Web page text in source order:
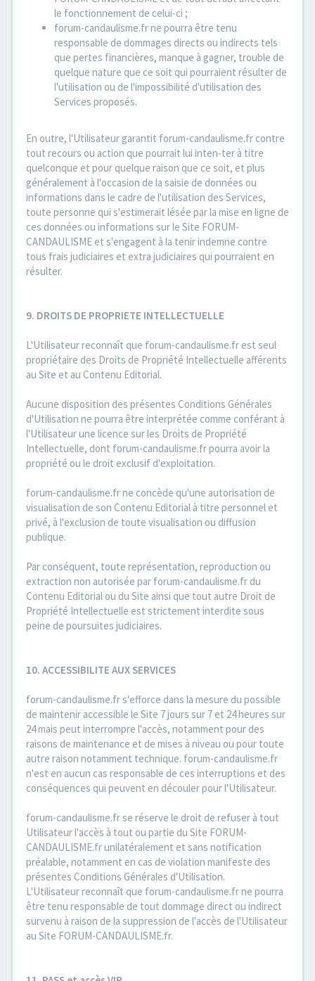
le fonctionnement de celui-ci ;
forum-candaulisme.fr ne pourra être tenu
responsable de dommages directs ou indirects tels
que pertes financières, manque à gagner, trouble de
quelque nature que ce soit qui pourraient résulter de
l'utilisation ou de l'impossibilité d'utilisation des
Services proposés.
En outre, l'Utilisateur garantit forum-candaulisme.fr contre
tout recours ou action que pourrait lui inten-ter à titre
quelconque et pour quelque raison que ce soit, et plus
généralement à l'occasion de la saisie de données ou
informations dans le cadre de l'utilisation des Services,
toute personne qui s'estimerait lésée par la mise en ligne de
ces données ou informations sur le Site FORUM-
CANDAULISME et s'engagent à la tenir indemne contre
tous frais judiciaires et extra judiciaires qui pourraient en
résulter.
9. DROITS DE PROPRIETE INTELLECTUELLE
L'Utilisateur reconnaît que forum-candaulisme.fr est seul
propriétaire des Droits de Propriété Intellectuelle afférents
au Site et au Contenu Editorial.
Aucune disposition des présentes Conditions Générales
d'Utilisation ne pourra être interprétée comme conférant à
l'Utilisateur une licence sur les Droits de Propriété
Intellectuelle, dont forum-candaulisme.fr pourra avoir la
propriété ou le droit exclusif d'exploitation.
forum-candaulisme.fr ne concède qu'une autorisation de
visualisation de son Contenu Editorial à titre personnel et
privé, à l'exclusion de toute visualisation ou diffusion
publique.
Par conséquent, toute représentation, reproduction ou
extraction non autorisée par forum-candaulisme.fr du
Contenu Editorial ou du Site ainsi que tout autre Droit de
Propriété Intellectuelle est strictement interdite sous
peine de poursuites judiciaires.
10. ACCESSIBILITE AUX SERVICES
forum-candaulisme.fr s'efforce dans la mesure du possible
de maintenir accessible le Site 7 jours sur 7 et 24 heures sur
24 mais peut interrompre l'accès, notamment pour des
raisons de maintenance et de mises à niveau ou pour toute
autre raison notamment technique. forum-candaulisme.fr
n'est en aucun cas responsable de ces interruptions et des
conséquences qui peuvent en découler pour l'Utilisateur.
forum-candaulisme.fr se réserve le droit de refuser à tout
Utilisateur l'accès à tout ou partie du Site FORUM-
CANDAULISME.fr unilatéralement et sans notification
préalable, notamment en cas de violation manifeste des
présentes Conditions Générales d'Utilisation.
L'Utilisateur reconnaît que forum-candaulisme.fr ne pourra
être tenu responsable de tout dommage direct ou indirect
survenu à raison de la suppression de l'accès de l'Utilisateur
au Site FORUM-CANDAULISME.fr.